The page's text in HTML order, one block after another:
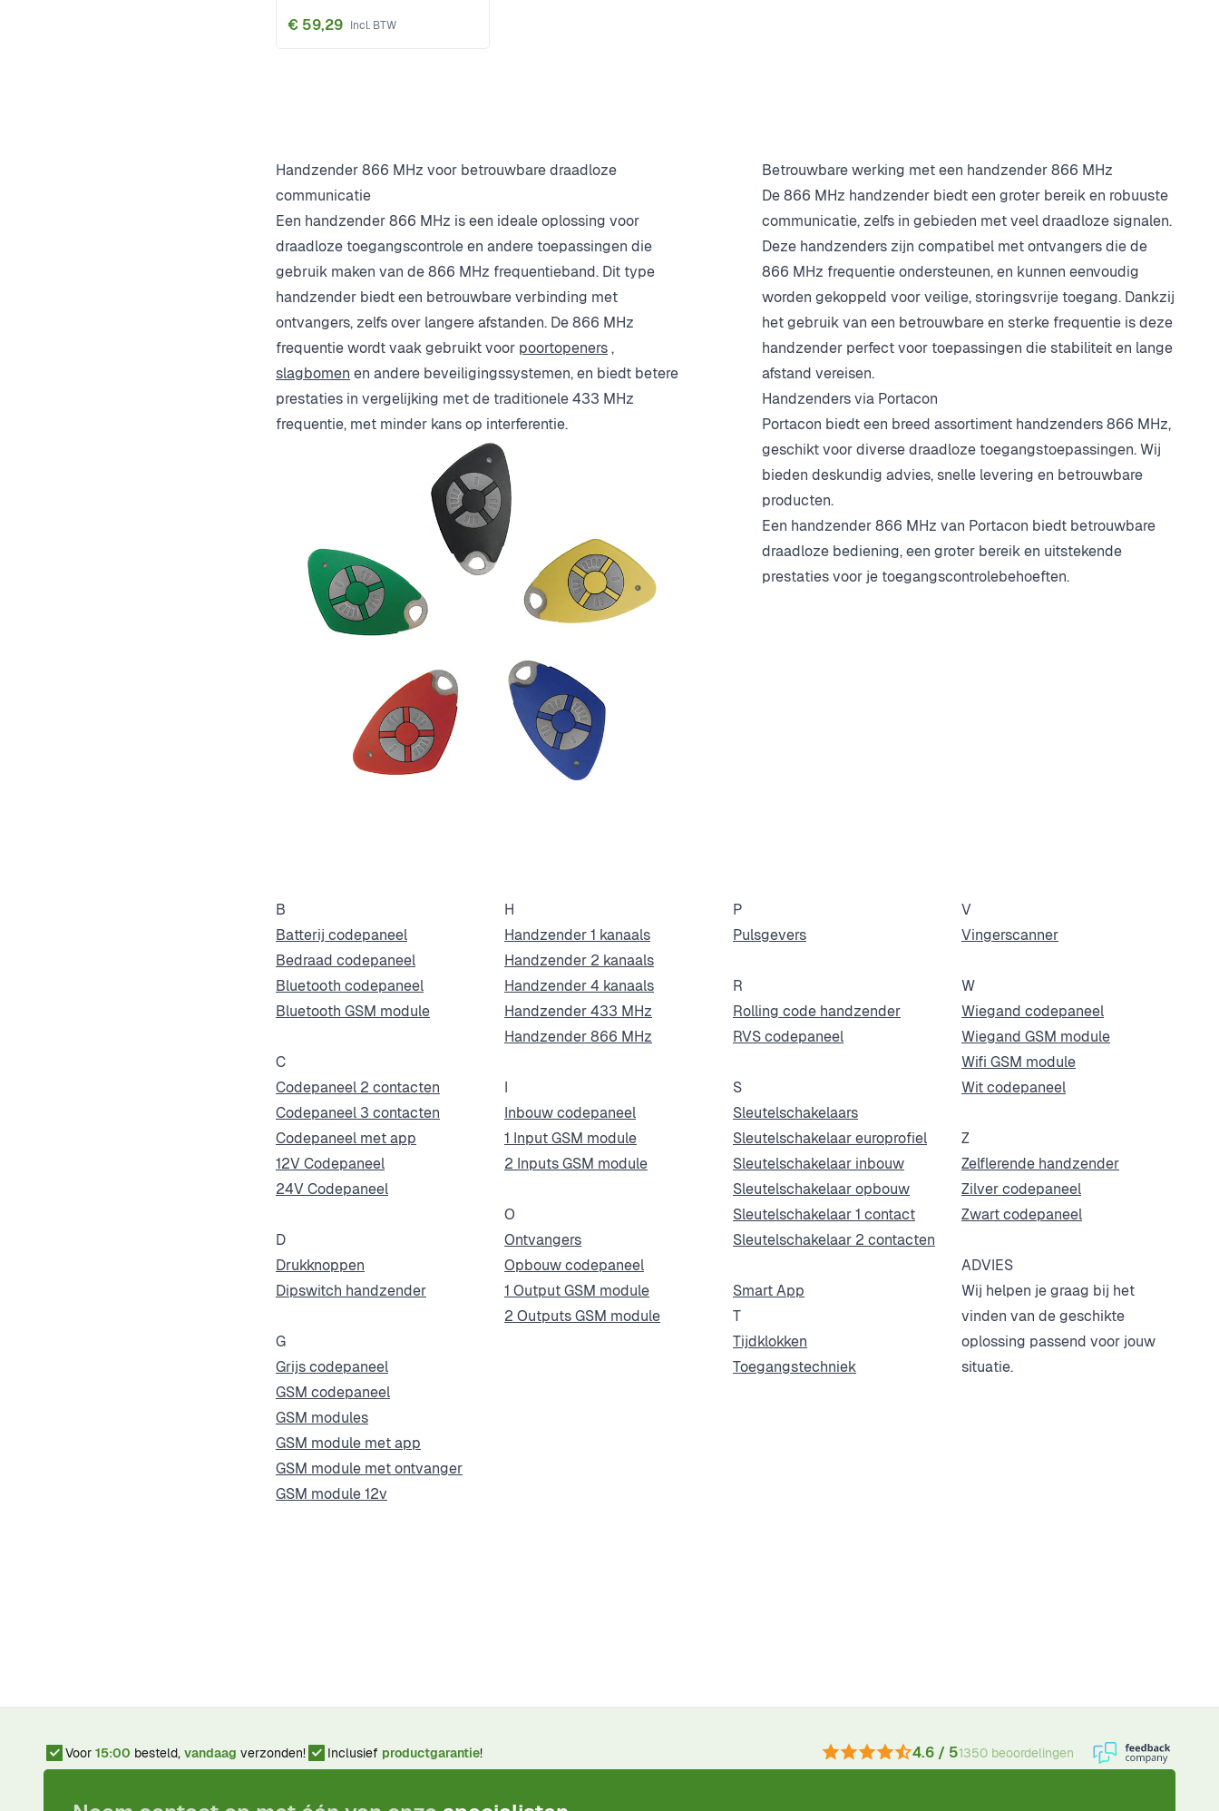
€ 59,29
Handzender 866 MHz voor betrouwbare draadloze
communicatie
Een handzender 866 MHz is een ideale oplossing voor
draadloze toegangscontrole en andere toepassingen die
gebruik maken van de 866 MHz frequentieband. Dit type
handzender biedt een betrouwbare verbinding met
ontvangers, zelfs over langere afstanden. De 866 MHz
frequentie wordt vaak gebruikt voor poortopeners,
slagbomen en andere beveiligingssystemen, en biedt betere
prestaties in vergelijking met de traditionele 433 MHz
frequentie, met minder kans op interferentie.
Betrouwbare werking met een handzender 866 MHz
De 866 MHz handzender biedt een groter bereik en robuuste
communicatie, zelfs in gebieden met veel draadloze signalen.
Deze handzenders zijn compatibel met ontvangers die de
866 MHz frequentie ondersteunen, en kunnen eenvoudig
worden gekoppeld voor veilige, storingsvrije toegang. Dankzij
het gebruik van een betrouwbare en sterke frequentie is deze
handzender perfect voor toepassingen die stabiliteit en lange
afstand vereisen.
Handzenders via Portacon
Portacon biedt een breed assortiment handzenders 866 MHz,
geschikt voor diverse draadloze toegangstoepassingen. Wij
bieden deskundig advies, snelle levering en betrouwbare
producten.
Een handzender 866 MHz van Portacon biedt betrouwbare
draadloze bediening, een groter bereik en uitstekende
prestaties voor je toegangscontrolebehoeften.
B
Batterij codepaneel
Bedraad codepaneel
Bluetooth codepaneel
Bluetooth GSM module
C
Codepaneel 2 contacten
Codepaneel 3 contacten
Codepaneel met app
12V Codepaneel
24V Codepaneel
D
Drukknoppen
Dipswitch handzender
G
Grijs codepaneel
GSM codepaneel
GSM modules
GSM module met app
GSM module met ontvanger
GSM module 12v
H
Handzender 1 kanaals
Handzender 2 kanaals
Handzender 4 kanaals
Handzender 433 MHz
Handzender 866 MHz
I
Inbouw codepaneel
1 Input GSM module
2 Inputs GSM module
O
Ontvangers
Opbouw codepaneel
1 Output GSM module
2 Outputs GSM module
P
Pulsgevers
R
Rolling code handzender
RVS codepaneel
S
Sleutelschakelaars
Sleutelschakelaar europrofiel
Sleutelschakelaar inbouw
Sleutelschakelaar opbouw
Sleutelschakelaar 1 contact
Sleutelschakelaar 2 contacten
Smart App
T
Tijdklokken
Toegangstechniek
V
Vingerscanner
W
Wiegand codepaneel
Wiegand GSM module
Wifi GSM module
Wit codepaneel
Z
Zelflerende handzender
Zilver codepaneel
Zwart codepaneel
ADVIES
Wij helpen je graag bij het
vinden van de geschikte
oplossing passend voor jouw
situatie.
Voor 15:00 besteld, vandaag verzonden! Inclusief productgarantie! 4.6 / 51350 beoordelingen